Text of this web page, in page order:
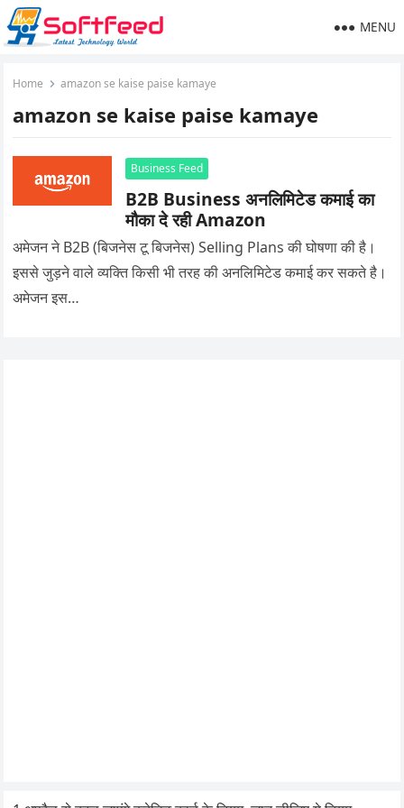
MENU
Home amazon se kaise paise kamaye
amazon se kaise paise kamaye
Business Feed
B2B Business अनलिमिटेड कमाई का
मौका दे रही Amazon
अमेजन ने B2B (बिजनेस टू बिजनेस) Selling Plans की घोषणा की है।
इससे जुड़ने वाले व्यक्ति किसी भी तरह की अनलिमिटेड कमाई कर सकते है।
अमेजन इस…